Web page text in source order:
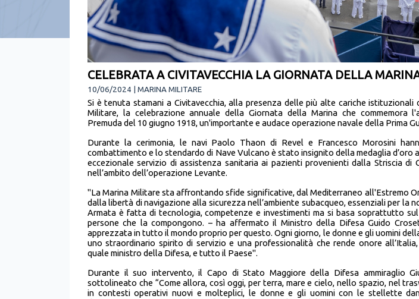
CELEBRATA A CIVITAVECCHIA LA GIORNATA DELLA
10/06/2024 | MARINA MILITARE
Si è tenuta stamani a Civitavecchia, alla presenza delle più alte cariche istituzionali
Militare, la celebrazione annuale della Giornata della Marina che commemora
Premuda del 10 giugno 1918, un'importante e audace operazione navale della Prima
Durante la cerimonia, le navi Paolo Thaon di Revel e Francesco Morosini
combattimento e lo stendardo di Nave Vulcano è stato insignito della medaglia d’oro
eccezionale servizio di assistenza sanitaria ai pazienti provenienti dalla Striscia di
nell’ambito dell’operazione Levante.
"La Marina Militare sta affrontando sfide significative, dal Mediterraneo all'Estremo
dalla libertà di navigazione alla sicurezza nell’ambiente subacqueo, essenziali per la
Armata è fatta di tecnologia, competenze e investimenti ma si basa soprattutto
persone che la compongono. – ha affermato il Ministro della Difesa Guido
apprezzata in tutto il mondo proprio per questo. Ogni giorno, le donne e gli uomini
uno straordinario spirito di servizio e una professionalità che rende onore
quale ministro della Difesa, e tutto il Paese".
Durante il suo intervento, il Capo di Stato Maggiore della Difesa ammiraglio
sottolineato che “Come allora, così oggi, per terra, mare e cielo, nello spazio, nel
in contesti operativi nuovi e molteplici, le donne e gli uomini con le stellette